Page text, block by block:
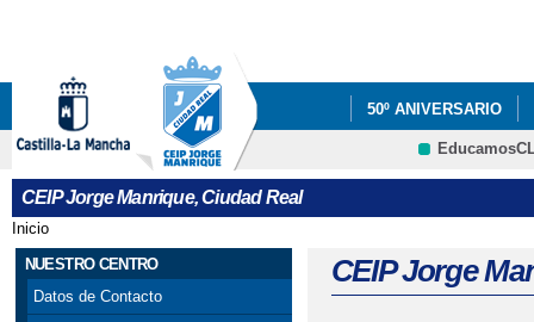
50º ANIVERSARIO
PROYECTOS
TALLER
CEIP Jorge Manrique, Ciudad Real
Se encuentra usted aquí
Inicio
NUESTRO CENTRO
Datos de Contacto
CEIP Jorge